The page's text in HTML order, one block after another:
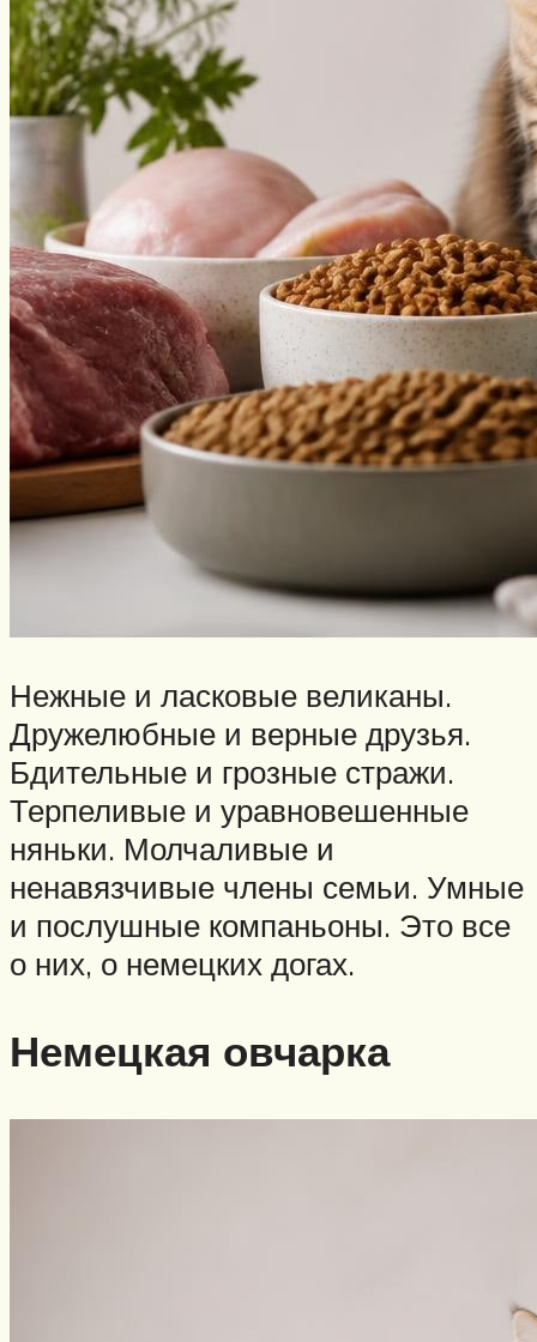
Нежные и ласковые великаны.
Дружелюбные и верные друзья.
Бдительные и грозные стражи.
Терпеливые и уравновешенные
няньки. Молчаливые и
ненавязчивые члены семьи. Умные
и послушные компаньоны. Это все
о них, о немецких догах.
Немецкая овчарка